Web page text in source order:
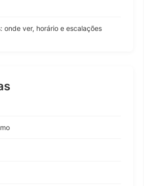
onde ver, horário e escalações